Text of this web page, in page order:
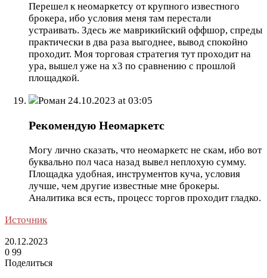
Перешел к неомаркетсу от крупного известного
брокера, ибо условия меня там перестали
устраивать. Здесь же маврикийский оффшор, спреды
практически в два раза выгоднее, вывод спокойно
проходит. Моя торговая стратегия тут проходит на
ура, вышел уже на х3 по сравнению с прошлой
площадкой.
Роман 24.10.2023 at 03:05
Рекомендую Неомаркетс
Могу лично сказать, что неомаркетс не скам, ибо вот
буквально пол часа назад вывел неплохую сумму.
Площадка удобная, инструментов куча, условия
лучше, чем другие известные мне брокеры.
Аналитика вся есть, процесс торгов проходит гладко.
Источник
20.12.2023
0 99
Поделиться